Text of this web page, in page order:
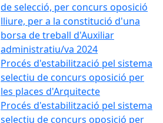
de selecció, per concurs oposició
lliure, per a la constitució d'una
borsa de treball d'Auxiliar
administratiu/va 2024
Procés d'estabilització pel sistema
selectiu de concurs oposició per
les places d'Arquitecte
Procés d'estabilització pel sistema
selectiu de concurs oposició per